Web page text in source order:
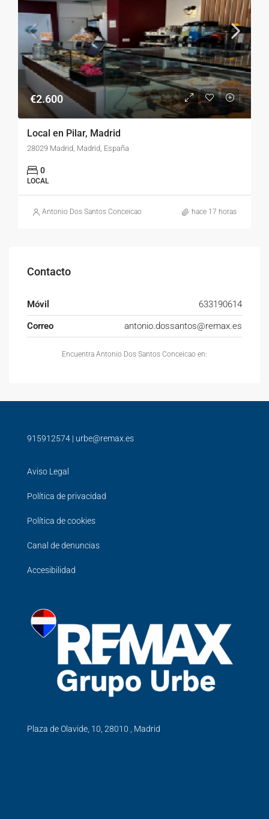
€2.600
Local en Pilar, Madrid
28029 Madrid, Madrid, España
0
LOCAL
Antonio Dos Santos Conceicao hace 17 horas
Contacto
Móvil
633190614
Correo
antonio.dossantos@remax.es
Encuentra Antonio Dos Santos Conceicao en:
915912574 | urbe@remax.es
Aviso Legal
Política de privacidad
Política de cookies
Canal de denuncias
Accesibilidad
Plaza de Olavide, 10, 28010 , Madrid